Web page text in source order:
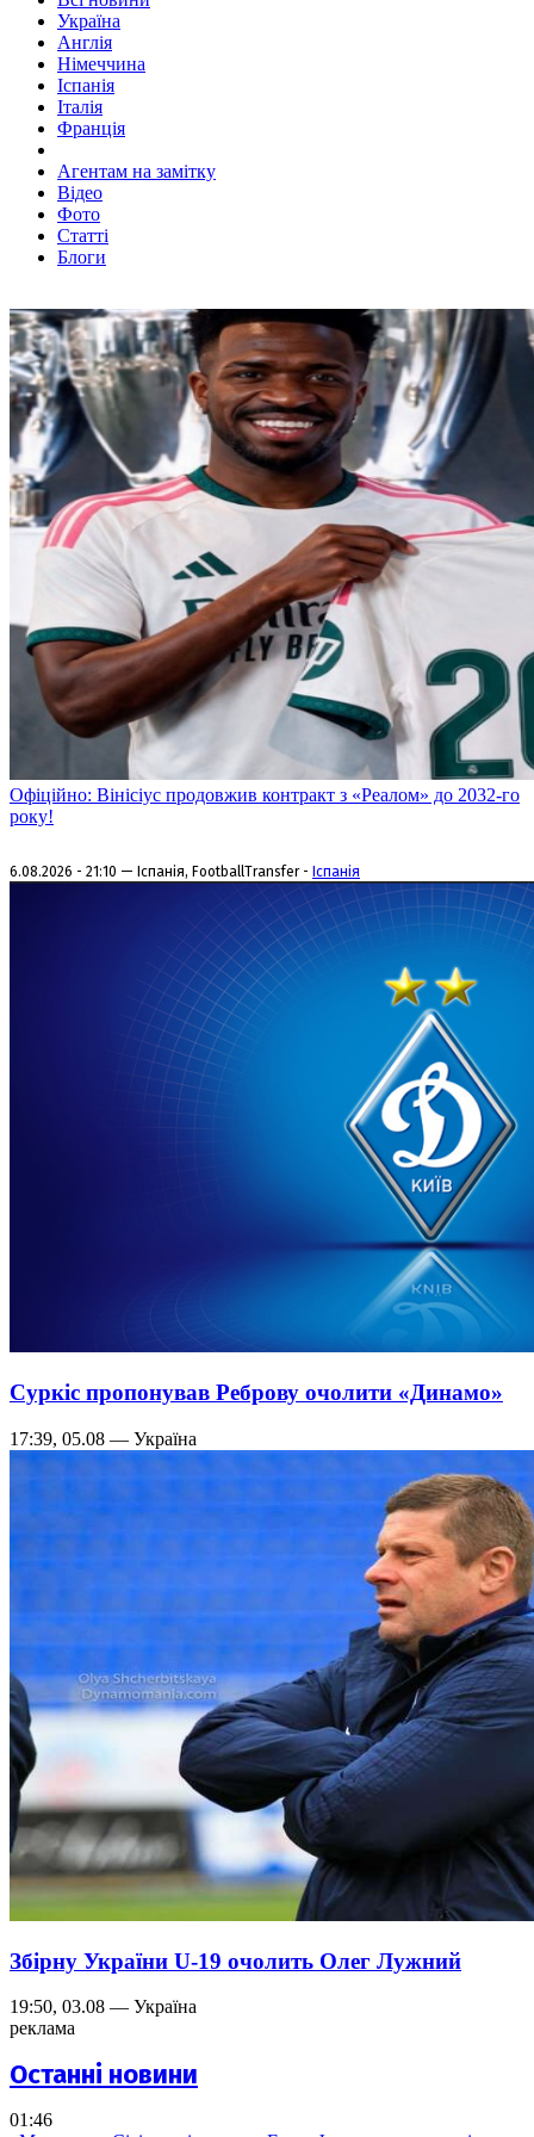
Україна
Англія
Німеччина
Іспанія
Італія
Франція
Агентам на замітку
Відео
Фото
Статті
Блоги
Офіційно: Вінісіус продовжив контракт з «Реалом» до 2032-го
року!
6.08.2026 - 21:10 — Іспанія, FootballTransfer - Іспанія
Суркіс пропонував Реброву очолити «Динамо»
17:39, 05.08 — Україна
Збірну України U-19 очолить Олег Лужний
19:50, 03.08 — Україна
реклама
Останні новини
01:46